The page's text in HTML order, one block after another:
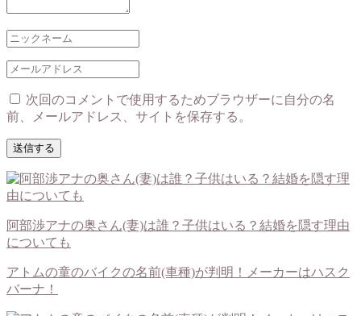
次回のコメントで使用するためブラウザーに自分の名
前、メールアドレス、サイトを保存する。
阿部渉アナの奥さん(妻)は誰？子供はいる？結婚を隠す理由
についても
アトムの童のバイクの名前(車種)が判明！メーカーはハスク
バーナ！